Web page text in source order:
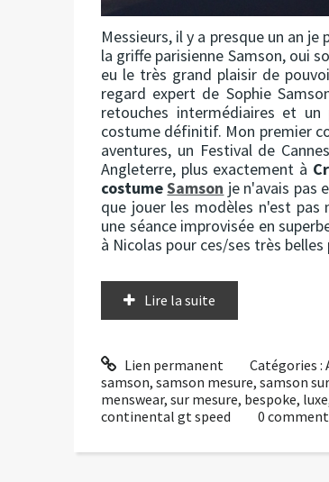
Messieurs, il y a presque un an
la griffe parisienne Samson, oui
eu le très grand plaisir de
regard expert de Sophie
retouches intermédiaires et
costume définitif. Mon premier
aventures, un Festival de
Angleterre, plus exactement à
costumeSamson je n'avais pas
que jouer les modèles n'est
une séance improvisée en
à Nicolas pour ces/ses très
Lire la suite
Lien permanent Catégories :
samson, samson mesure, samson
menswear, sur mesure, bespoke, luxe
continental gt speed
0